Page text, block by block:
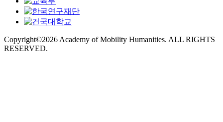
Copyright©2026 Academy of Mobility Humanities. ALL RIGHTS
RESERVED.